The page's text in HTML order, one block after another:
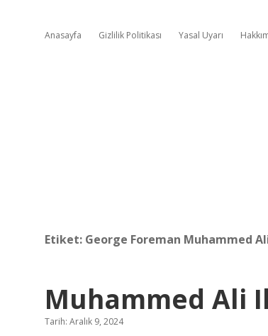
Anasayfa Gizlilik Politikası Yasal Uyarı
Etiket: George Foreman Muhammed
Muhammed Ali
Tarih: Aralık 9, 2024